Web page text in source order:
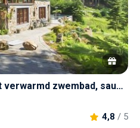
Bijzonder groepshuis met verwarmd zwembad, sauna en een geheel omheinde achtertuin met mini-waterval
4,8 / 5